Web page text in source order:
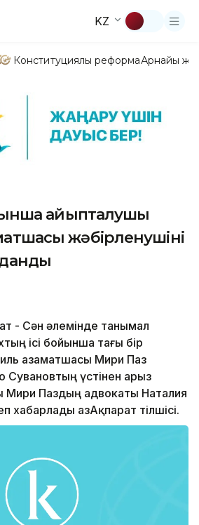
KZ
Конституциялық реформаАрнайы
айыпталушы
жәбірленушінің
- Сән әлемінде танымал
ісі бойынша тағы бір
азаматшасы Мири Паз
Сувановтың үстінен арыз
Мири Паздың адвокаты Наталия
хабарлады ҚазАқпарат тілшісі.